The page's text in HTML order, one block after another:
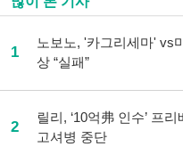
1
노보노, '카그리세마' vs
상 “실패”
2
릴리, ‘10억弗 인수’ 프
고셔병 중단